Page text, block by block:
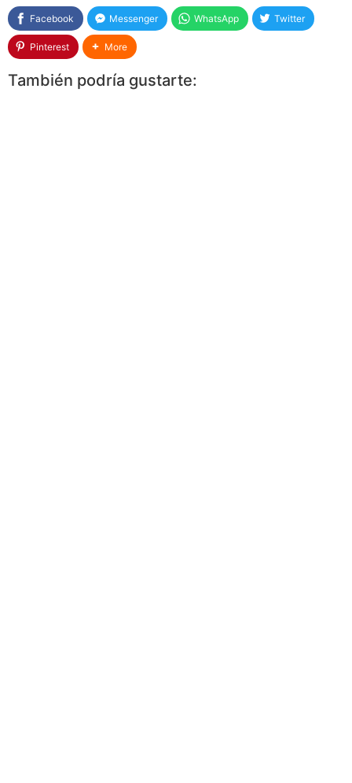
Facebook Messenger WhatsApp Twitter
Pinterest More
También podría gustarte: